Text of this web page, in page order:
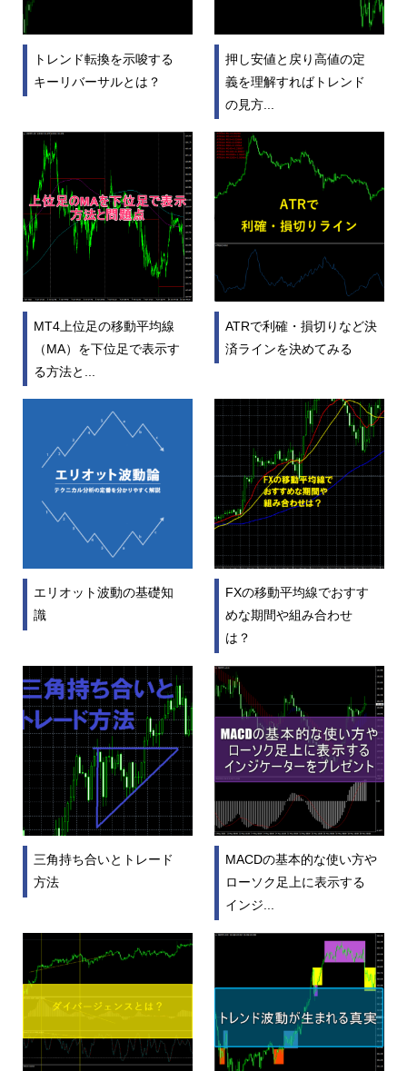
トレンド転換を示唆する
キーリバーサルとは？
押し安値と戻り高値の定
義を理解すればトレンド
の見方...
MT4上位足の移動平均線
（MA）を下位足で表示す
る方法と...
ATRで利確・損切りなど決
済ラインを決めてみる
エリオット波動の基礎知
識
FXの移動平均線でおすす
めな期間や組み合わせ
は？
三角持ち合いとトレード
方法
MACDの基本的な使い方や
ローソク足上に表示する
インジ...